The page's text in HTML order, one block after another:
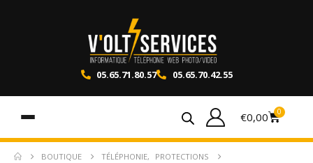
05.65.71.80.57 05.65.70.42.55
€0,00 0
BOUTIQUE TÉLÉPHONIE,
PROTECTIONS